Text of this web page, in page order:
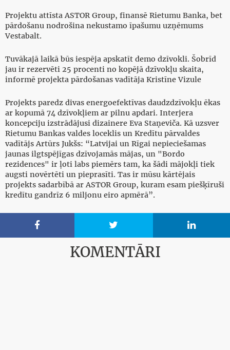
Projektu attīsta ASTOR Group, finansē Rietumu Banka, bet
pārdošanu nodrošina nekustamo īpašumu uzņēmums
Vestabalt.
Tuvākajā laikā būs iespēja apskatīt demo dzīvokli. Šobrīd
jau ir rezervēti 25 procenti no kopējā dzīvokļu skaita,
informē projekta pārdošanas vadītāja Kristīne Vizule
Projekts paredz divas energoefektīvas daudzdzīvokļu ēkas
ar kopumā 74 dzīvokļiem ar pilnu apdari. Interjera
koncepciju izstrādājusi dizainere Eva Staņeviča. Kā uzsver
Rietumu Bankas valdes loceklis un Kredītu pārvaldes
vadītājs Artūrs Jukšs: “Latvijai un Rīgai nepieciešamas
jaunas ilgtspējīgas dzīvojamās mājas, un "Bordo
rezidences" ir ļoti labs piemērs tam, ka šādi mājokļi tiek
augsti novērtēti un pieprasīti. Tas ir mūsu kārtējais
projekts sadarbībā ar ASTOR Group, kuram esam piešķīruši
kredītu gandrīz 6 miljonu eiro apmērā”.
  
KOMENTĀRI